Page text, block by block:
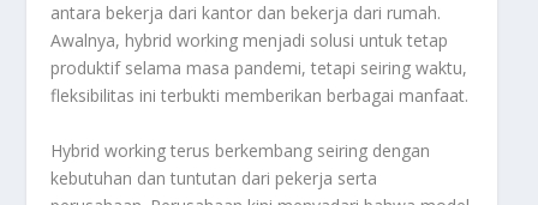
antara bekerja dari kantor dan bekerja dari rumah.
Awalnya, hybrid working menjadi solusi untuk tetap
produktif selama masa pandemi, tetapi seiring waktu,
fleksibilitas ini terbukti memberikan berbagai manfaat.
Hybrid working terus berkembang seiring dengan
kebutuhan dan tuntutan dari pekerja serta